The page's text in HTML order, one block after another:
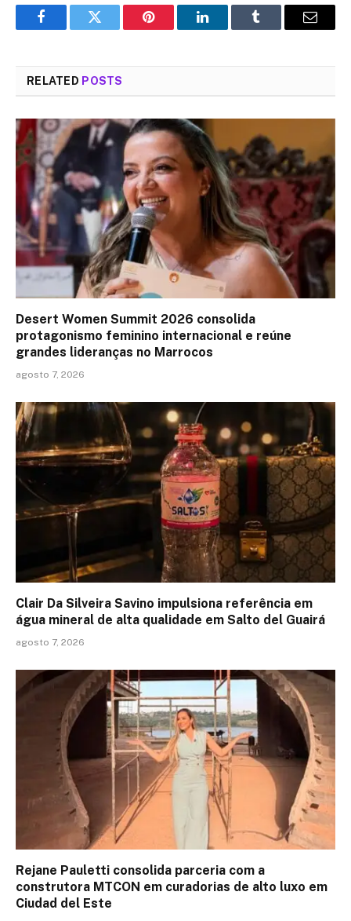
FacebookTwitter Pinterest LinkedInTumblr Email
RELATED POSTS
Desert Women Summit 2026 consolida
protagonismo feminino internacional e reúne
grandes lideranças no Marrocos
agosto 7, 2026
Clair Da Silveira Savino impulsiona referência em
água mineral de alta qualidade em Salto del Guairá
agosto 7, 2026
Rejane Pauletti consolida parceria com a
construtora MTCON em curadorias de alto luxo em
Ciudad del Este